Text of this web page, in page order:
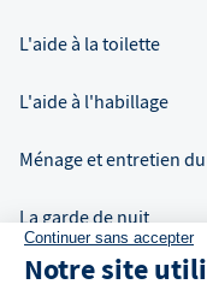
L'aide à la toilette
L'aide à l'habillage
Ménage et entretien
La garde de nuit
Auxiliaire de vie à
Continuer sans accepter
Notre site